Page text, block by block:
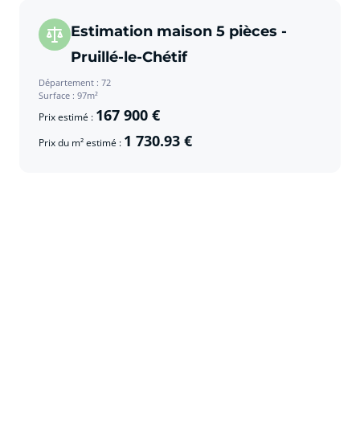
Estimation maison 5 pièces -
Pruillé-le-Chétif
Département : 72
Surface : 97m²
Prix estimé : 167 900 €
Prix du m² estimé : 1 730.93 €